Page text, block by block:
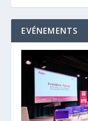
EVÉNEMENTS